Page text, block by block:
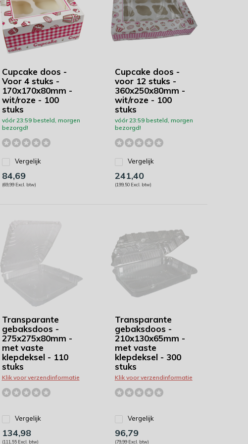
Cupcake doos -
Voor 4 stuks -
170x170x80mm -
wit/roze - 100
stuks
vóór 23:59 besteld, morgen
bezorgd!
Vergelijk
84,69
(69,99 Excl. btw)
Cupcake doos -
voor 12 stuks -
360x250x80mm -
wit/roze - 100
stuks
vóór 23:59 besteld, morgen
bezorgd!
Vergelijk
241,40
(199,50 Excl. btw)
Transparante
gebaksdoos -
275x275x80mm -
met vaste
klepdeksel - 110
stuks
Klik voor verzendinformatie
Vergelijk
134,98
(111,55 Excl. btw)
Transparante
gebaksdoos -
210x130x65mm -
met vaste
klepdeksel - 300
stuks
Klik voor verzendinformatie
Vergelijk
96,79
(79,99 Excl. btw)